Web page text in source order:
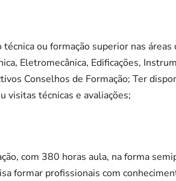
técnica ou formação superior nas
Eletromecânica, Edificações,
Conselhos de Formação; Ter
visitas técnicas e avaliações;
com 380 horas aula, na forma
formar profissionais com